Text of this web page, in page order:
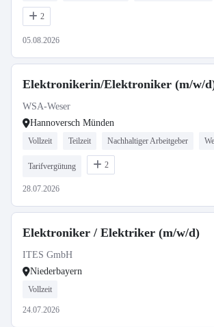
2
05.08.2026
Elektronikerin/Elektroniker (m/w/
WSA-Weser
Hannoversch Münden
Vollzeit Teilzeit Nachhaltiger Arbeitgeber
Tarifvergütung 2
28.07.2026
Elektroniker / Elektriker (m/w/d)
ITES GmbH
Niederbayern
Vollzeit
24.07.2026